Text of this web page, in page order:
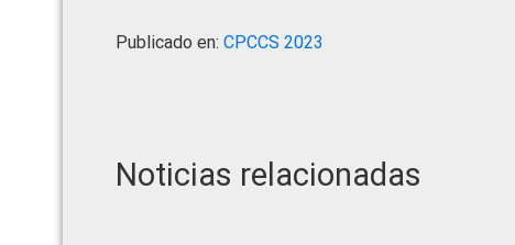
Publicado en: CPCCS 2023
Noticias relacionadas